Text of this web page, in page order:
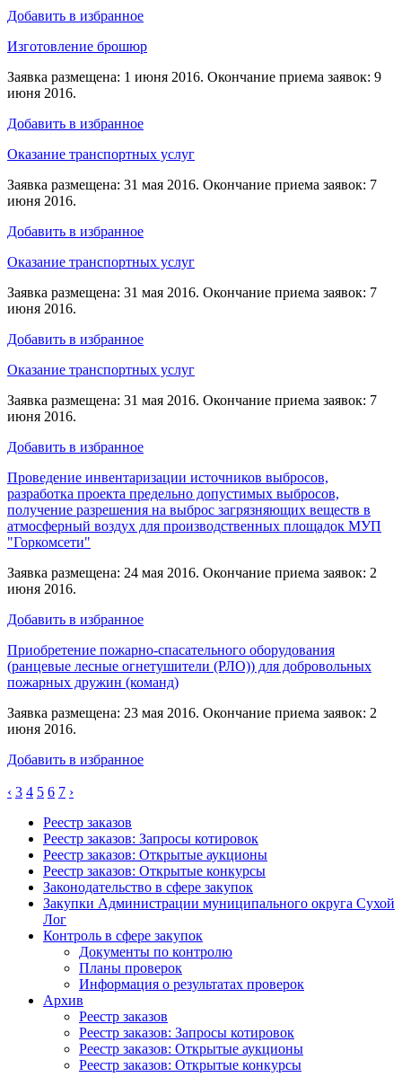
Добавить в избранное
Изготовление брошюр
Заявка размещена: 1 июня 2016. Окончание приема заявок: 9
июня 2016.
Добавить в избранное
Оказание транспортных услуг
Заявка размещена: 31 мая 2016. Окончание приема заявок: 7
июня 2016.
Добавить в избранное
Оказание транспортных услуг
Заявка размещена: 31 мая 2016. Окончание приема заявок: 7
июня 2016.
Добавить в избранное
Оказание транспортных услуг
Заявка размещена: 31 мая 2016. Окончание приема заявок: 7
июня 2016.
Добавить в избранное
Проведение инвентаризации источников выбросов,
разработка проекта предельно допустимых выбросов,
получение разрешения на выброс загрязняющих веществ в
атмосферный воздух для производственных площадок МУП
"Горкомсети"
Заявка размещена: 24 мая 2016. Окончание приема заявок: 2
июня 2016.
Добавить в избранное
Приобретение пожарно-спасательного оборудования
(ранцевые лесные огнетушители (РЛО)) для добровольных
пожарных дружин (команд)
Заявка размещена: 23 мая 2016. Окончание приема заявок: 2
июня 2016.
Добавить в избранное
‹ 3 4 5 6 7 ›
Реестр заказов
Реестр заказов: Запросы котировок
Реестр заказов: Открытые аукционы
Реестр заказов: Открытые конкурсы
Законодательство в сфере закупок
Закупки Администрации муниципального округа Сухой
Лог
Контроль в сфере закупок
Документы по контролю
Планы проверок
Информация о результатах проверок
Архив
Реестр заказов
Реестр заказов: Запросы котировок
Реестр заказов: Открытые аукционы
Реестр заказов: Открытые конкурсы